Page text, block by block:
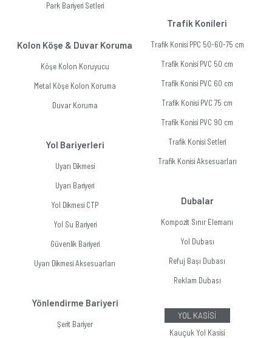
Park Bariyeri Setleri
Kolon Köşe & Duvar Koruma
Köşe Kolon Koruyucu
Metal Köşe Kolon Koruma
Duvar Koruma
Yol Bariyerleri
Uyarı Dikmesi
Uyarı Bariyeri
Yol Dikmesi CTP
Yol Su Bariyeri
Güvenlik Bariyeri
Uyarı Dikmesi Aksesuarları
Yönlendirme Bariyeri
Şerit Bariyer
Trafik Konileri
Trafik Konisi PPC 50-60-75 cm
Trafik Konisi PVC 50 cm
Trafik Konisi PVC 60 cm
Trafik Konisi PVC 75 cm
Trafik Konisi PVC 90 cm
Trafik Konisi Setleri
Trafik Konisi Aksesuarları
Dubalar
Kompozit Sınır Elemanı
Yol Dubası
Refuj Başı Dubası
Reklam Dubası
YOL KASİSİ
Kauçuk Yol Kasisi